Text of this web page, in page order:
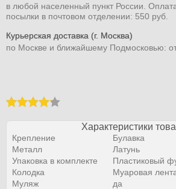
в любой населенный пункт России.
посылки в почтовом отделении: 550 руб.
Курьерская доставка (г. Москва)
по Москве и ближайшему Подмосковью:
Характеристики
Крепление
Булавка
Металл
Латунь
Упаковка в комплекте
Пластиковый
Колодка
Муаровая
Муляж
да